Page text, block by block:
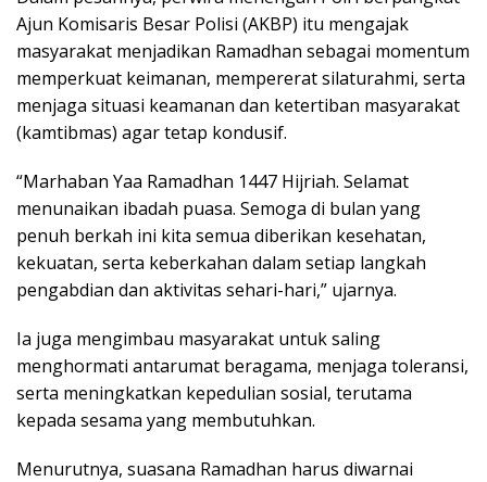
Ajun Komisaris Besar Polisi (AKBP) itu mengajak
masyarakat menjadikan Ramadhan sebagai momentum
memperkuat keimanan, mempererat silaturahmi, serta
menjaga situasi keamanan dan ketertiban masyarakat
(kamtibmas) agar tetap kondusif.
“Marhaban Yaa Ramadhan 1447 Hijriah. Selamat
menunaikan ibadah puasa. Semoga di bulan yang
penuh berkah ini kita semua diberikan kesehatan,
kekuatan, serta keberkahan dalam setiap langkah
pengabdian dan aktivitas sehari-hari,” ujarnya.
Ia juga mengimbau masyarakat untuk saling
menghormati antarumat beragama, menjaga toleransi,
serta meningkatkan kepedulian sosial, terutama
kepada sesama yang membutuhkan.
Menurutnya, suasana Ramadhan harus diwarnai